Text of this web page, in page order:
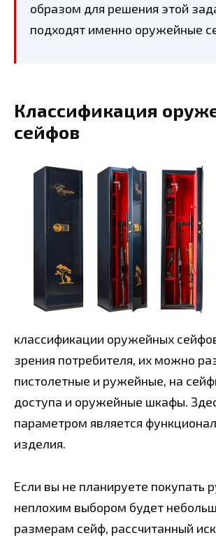
образом для решения этой
подходят именно оружейные
Классификация
сейфов
классификации оружейных
зрения потребителя, их можно
пистолетные и ружейные, на
доступа и оружейные шкафы.
параметром является
изделия.
Если вы не планируете покупать
неплохим выбором будет
размерам сейф, рассчитанный